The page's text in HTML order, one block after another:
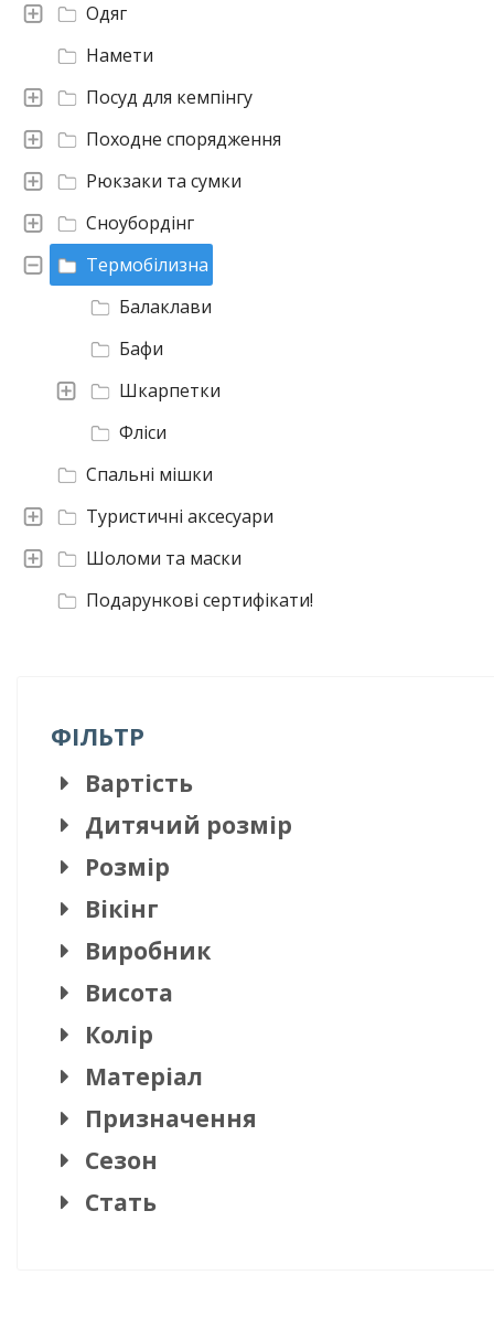
Подарункові сертифікати!
Шоломи та маски
Туристичні аксесуари
Спальні мішки
Термобілизна
Балаклави
Бафи
Шкарпетки
Фліси
Сноубордінг
Рюкзаки та сумки
Походне спорядження
Посуд для кемпінгу
Намети
Одяг
ФІЛЬТР
Вартість
Дитячий розмір
Розмір
Вікінг
Виробник
Висота
Колір
Матеріал
Призначення
Сезон
Стать